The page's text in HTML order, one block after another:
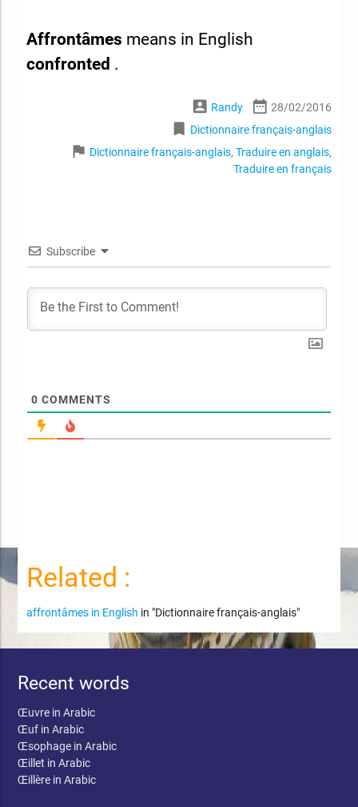
Affrontâmes means in English
confronted .
account_box Randy date_range 28/02/2016
bookmark Dictionnaire français-anglais
flag Dictionnaire français-anglais,Traduire en anglais,
Traduire en français
Subscribe
0 COMMENTS
Related :
affrontâmes in English in "Dictionnaire français-anglais"
Recent words
Œuvre in Arabic
Œuf in Arabic
Œsophage in Arabic
Œillet in Arabic
Œillère in Arabic